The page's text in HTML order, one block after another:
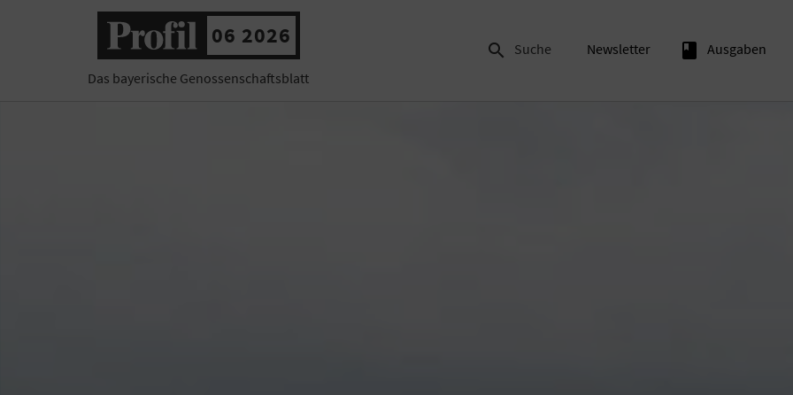
06 2026
Das bayerische Genossenschaftsblatt
 Suche Newsletter book Ausgaben